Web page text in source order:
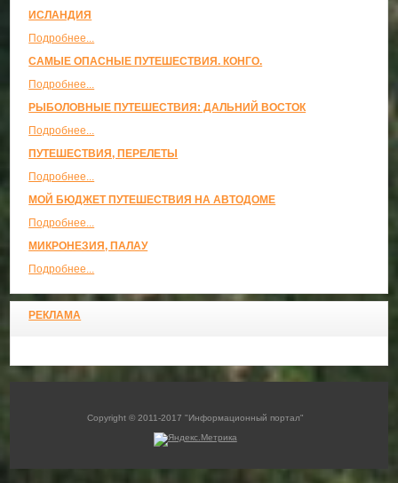
ИСЛАНДИЯ
Подробнее...
САМЫЕ ОПАСНЫЕ ПУТЕШЕСТВИЯ. КОНГО.
Подробнее...
РЫБОЛОВНЫЕ ПУТЕШЕСТВИЯ: ДАЛЬНИЙ ВОСТОК
Подробнее...
ПУТЕШЕСТВИЯ, ПЕРЕЛЕТЫ
Подробнее...
МОЙ БЮДЖЕТ ПУТЕШЕСТВИЯ НА АВТОДОМЕ
Подробнее...
МИКРОНЕЗИЯ, ПАЛАУ
Подробнее...
РЕКЛАМА
Copyright © 2011-2017 "Информационный портал"